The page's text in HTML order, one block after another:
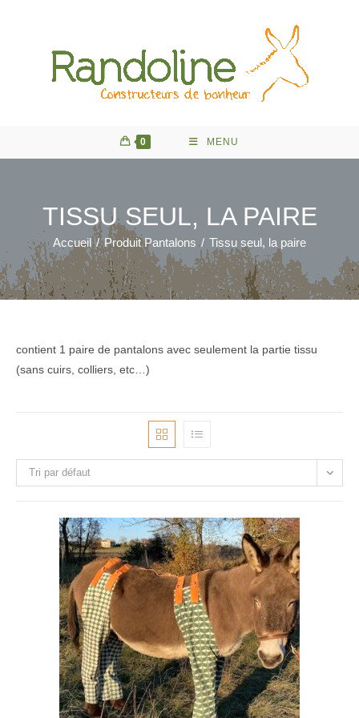
0 MENU
TISSU SEUL, LA PAIRE
Accueil / Produit Pantalons / Tissu seul, la paire
contient 1 paire de pantalons avec seulement la partie tissu
(sans cuirs, colliers, etc…)
Tri par défaut